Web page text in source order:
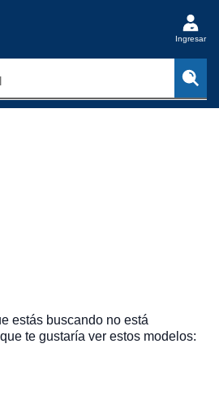
Ingresar
estás buscando no está
te gustaría ver estos modelos: